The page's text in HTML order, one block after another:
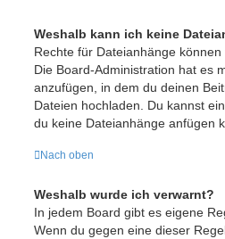
Weshalb kann ich keine
Rechte für Dateianhänge
Die Board-Administration hat es
anzufügen, in dem du deinen
Dateien hochladen. Du kannst
du keine Dateianhänge anfügen
Nach oben
Weshalb wurde ich verwarnt?
In jedem Board gibt es eigene
Wenn du gegen eine dieser